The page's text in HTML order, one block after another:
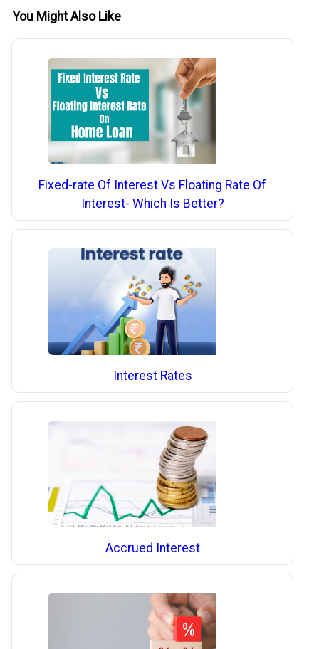
You Might Also Like
Fixed-rate Of Interest Vs Floating Rate Of
Interest- Which Is Better?
Interest Rates
Accrued Interest